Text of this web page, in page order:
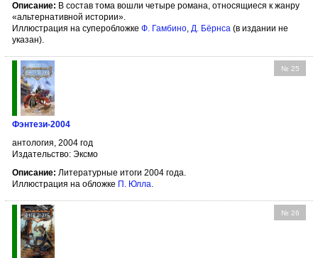
Описание: В состав тома вошли четыре романа, относящиеся к жанру
«альтернативной истории».
Иллюстрация на суперобложке Ф. Гамбино, Д. Бёрнсa (в издании не
указан).
№ 25
Фэнтези-2004
антология, 2004 год
Издательство: Эксмо
Описание: Литературные итоги 2004 года.
Иллюстрация на обложке П. Юлла.
№ 26